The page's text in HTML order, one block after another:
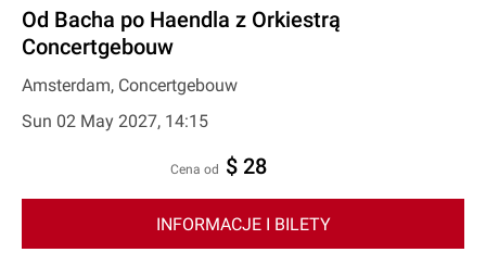
Od Bacha po Haendla z Orkiestrą
Concertgebouw
Amsterdam, Concertgebouw
Sun 02 May 2027, 14:15
cena od $ 28
INFORMACJE I BILETY